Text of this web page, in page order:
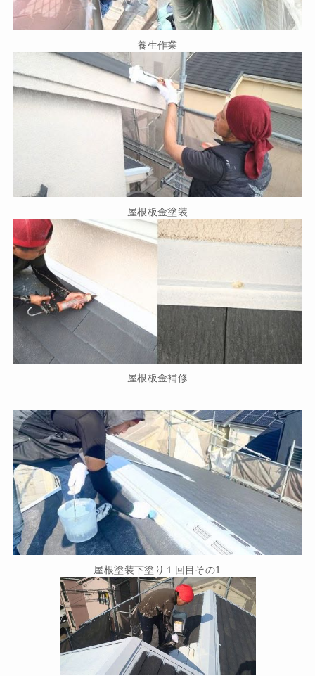
養生作業
屋根板金塗装
屋根板金補修
屋根塗装下塗り１回目その1